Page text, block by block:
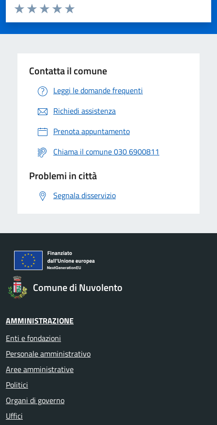
Valuta da 1 a 5 stelle la pagina
Valuta 5 stelle su 5
Valuta 4 stelle su 5
Valuta 3 stelle su 5
Valuta 2 stelle su 5
Valuta 1 stelle su 5
Contatta il comune
Leggi le domande frequenti
Richiedi assistenza
Prenota appuntamento
Chiama il comune 030 6900811
Problemi in città
Segnala disservizio
Comune di Nuvolento
AMMINISTRAZIONE
Enti e fondazioni
Personale amministrativo
Aree amministrative
Politici
Organi di governo
Uffici